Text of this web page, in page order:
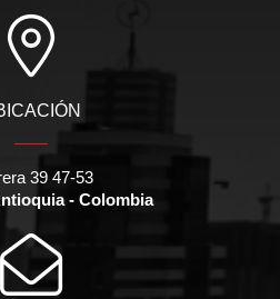
39 47-53
- Colombia